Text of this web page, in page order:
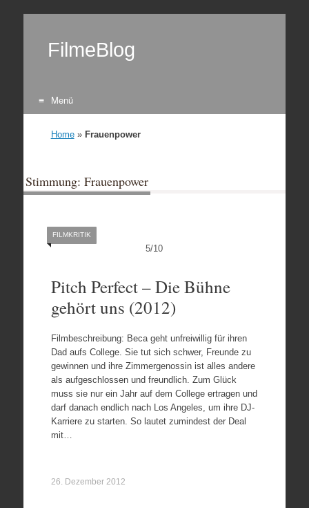
FilmeBlog
Menü
Home» Frauenpower
Stimmung: Frauenpower
5/10
FILMKRITIK
Pitch Perfect – Die Bühne
gehört uns (2012)
Filmbeschreibung: Beca geht unfreiwillig für ihren
Dad aufs College. Sie tut sich schwer, Freunde zu
gewinnen und ihre Zimmergenossin ist alles andere
als aufgeschlossen und freundlich. Zum Glück
muss sie nur ein Jahr auf dem College ertragen und
darf danach endlich nach Los Angeles, um ihre DJ-
Karriere zu starten. So lautet zumindest der Deal
mit…
26. Dezember 2012